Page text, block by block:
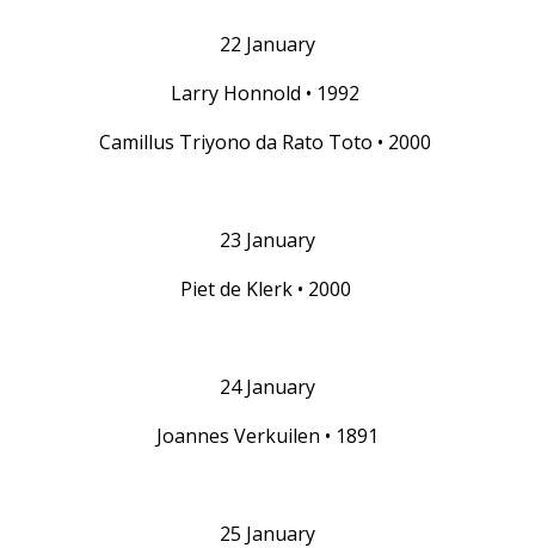
22 January
Larry Honnold • 1992
Camillus Triyono da Rato Toto • 2000
23 January
Piet de Klerk • 2000
24 January
Joannes Verkuilen • 1891
25 January